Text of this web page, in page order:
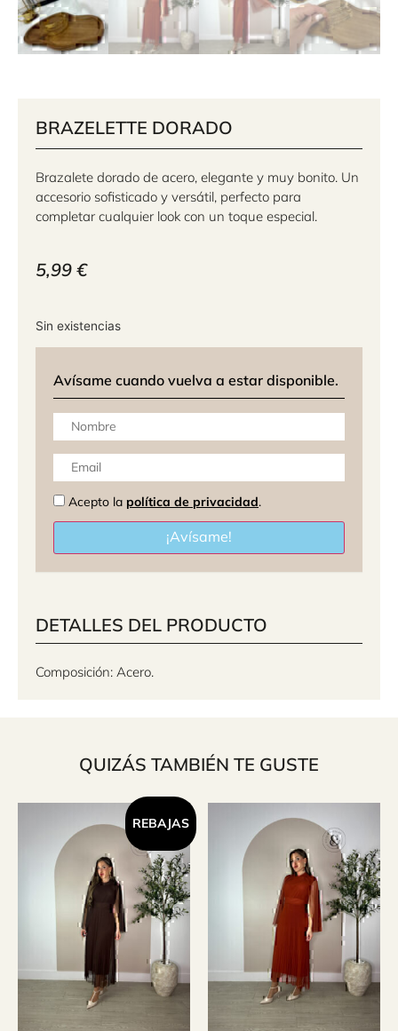
BRAZELETTE DORADO
Brazalete dorado de acero, elegante y muy bonito. Un
accesorio sofisticado y versátil, perfecto para
completar cualquier look con un toque especial.
5,99 €
Sin existencias
Avísame cuando vuelva a estar disponible.
Acepto la política de privacidad.
¡Avísame!
DETALLES DEL PRODUCTO
Composición: Acero.
QUIZÁS TAMBIÉN TE GUSTE
REBAJAS